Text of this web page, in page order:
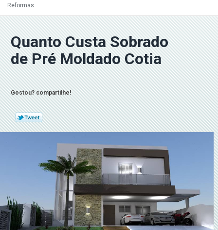
Reformas
Quanto Custa Sobrado
de Pré Moldado Cotia
Gostou? compartilhe!